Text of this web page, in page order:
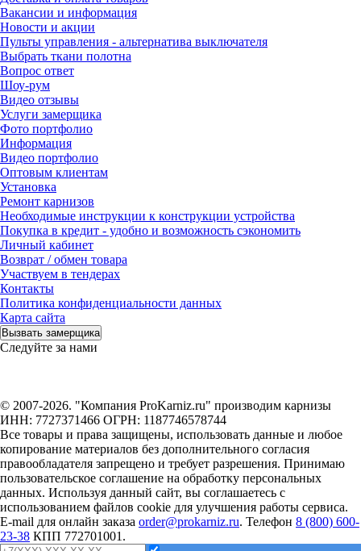
Вакансии и информация
Новости и акции
Пульты управления - альтернатива выключателя
Выбрать ткани полотна
Вопрос ответ
Шоу-рум
Видео отзывы
Услуги замерщика
Фото портфолио
Информация
Видео портфолио
Оптовым клиентам
Установка
Ремонт карнизов
Необходимые инструкции к конструкции устройства
Покупка в кредит - удобно и возможность сэкономить
Личный кабинет
Возврат / обмен товара
Участвуем в тендерах
Контакты
Политика конфиденциальности данных
Карта сайта
Вызвать замерщика
Следуйте за нами
© 2007-2026. "Компания ProKarniz.ru" производим карнизы
ИНН: 7727371466 ОГРН: 1187746578744
Все товары и права защищены, использовать данные и любое
копирование материалов без дополнительного согласия
правообладателя запрещено и требует разрешения. Принимаю
пользовательское соглашение на обработку персональных
данных. Используя данный сайт, вы соглашаетесь с
использованием файлов cookie для улучшения работы сервиса.
E-mail для онлайн заказа order@prokarniz.ru. Телефон 8 (800) 600-
23-38 КПП 772701001.